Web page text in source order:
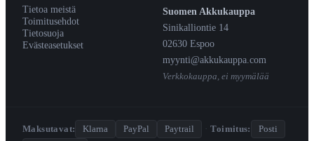
Tietoa meistä
Toimitusehdot
Tietosuoja
Evästeasetukset
Suomen Akkukauppa
Sinikalliontie 14
02630 Espoo
myynti@akkukauppa.com
Verkkokauppa, ei myymälää
Maksutavat: Klarna PayPal Paytrail · Toimitus:
Posti